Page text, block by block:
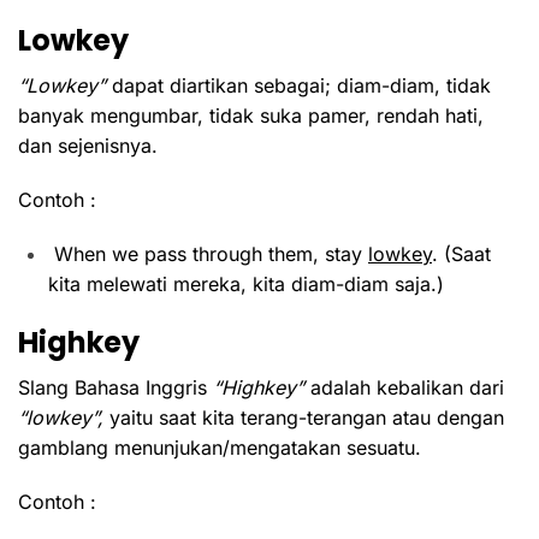
Lowkey
“Lowkey”dapat diartikan sebagai; diam-diam, tidak
banyak mengumbar, tidak suka pamer, rendah hati,
dan sejenisnya.
Contoh :
When we pass through them, stay lowkey. (Saat
kita melewati mereka, kita diam-diam saja.)
Highkey
Slang Bahasa Inggris “Highkey”adalah kebalikan dari
“lowkey”, yaitu saat kita terang-terangan atau dengan
gamblang menunjukan/mengatakan sesuatu.
Contoh :